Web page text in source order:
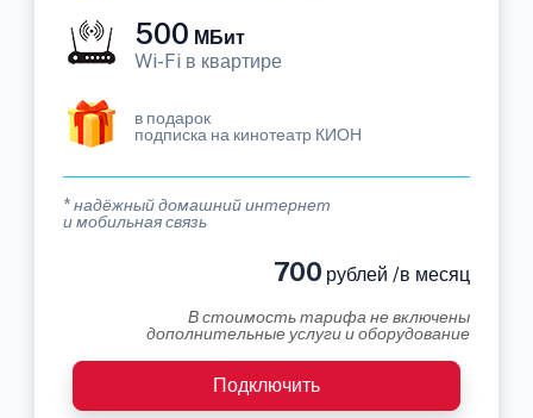
500 МБит
Wi-Fi в квартире
в подарок
подписка на кинотеатр КИОН
* надёжный домашний интернет
и мобильная связь
700 рублей /в месяц
В стоимость тарифа не включены
дополнительные услуги и оборудование
Подключить